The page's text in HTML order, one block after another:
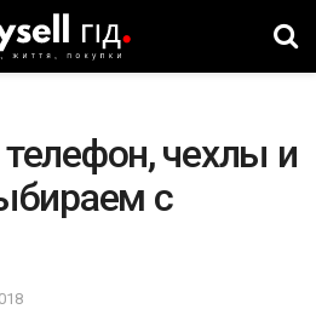
чехлы и
с